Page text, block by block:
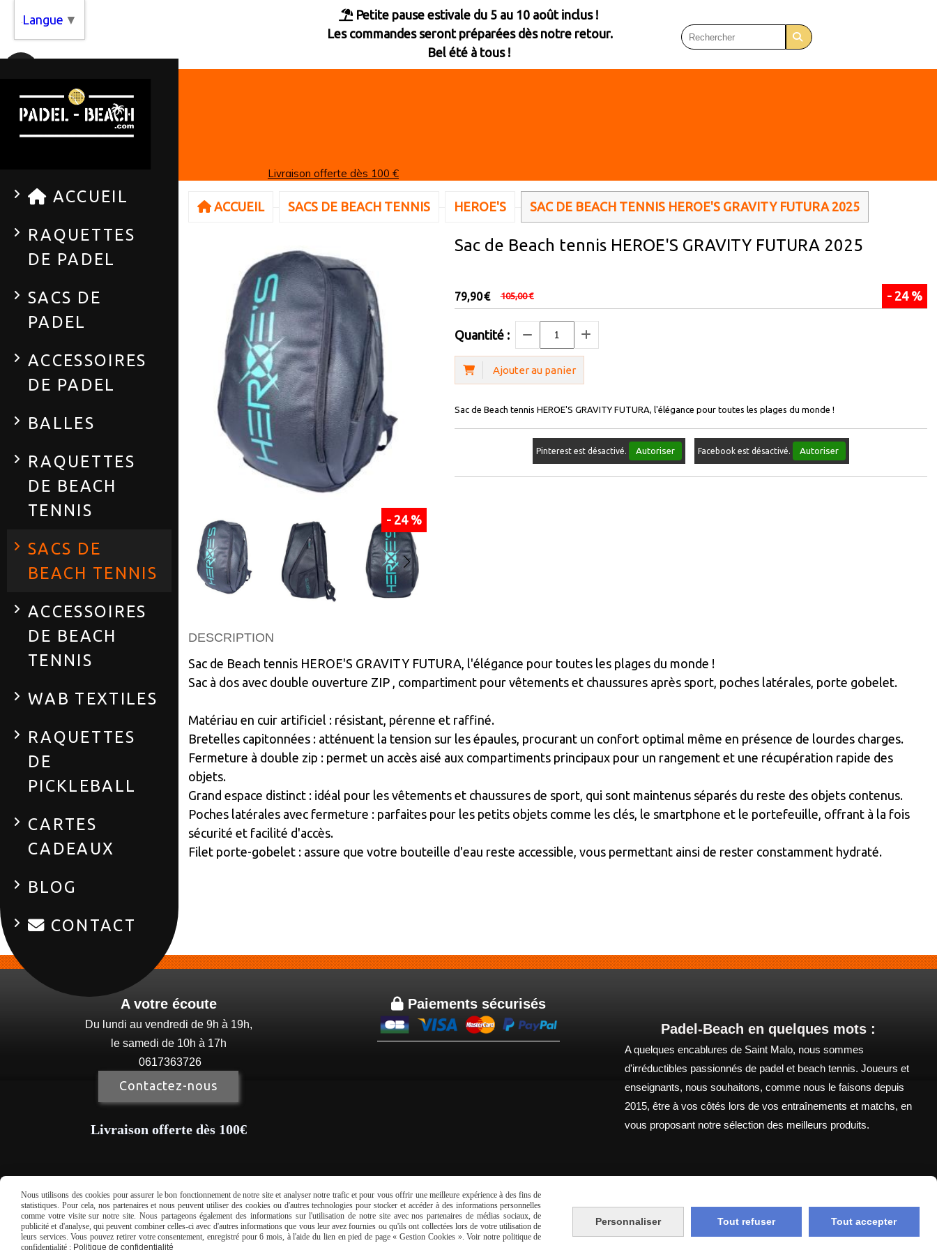
 Petite pause estivale du 5 au 10 août inclus !
Les commandes seront préparées dès notre retour.
Bel été à tous !
Livraison offerte dès 100 €
ACCUEIL
RAQUETTES
DE PADEL
SACS DE
PADEL
ACCESSOIRES
DE PADEL
BALLES
RAQUETTES
DE BEACH
TENNIS
SACS DE
BEACH TENNIS
ACCESSOIRES
DE BEACH
TENNIS
WAB TEXTILES
RAQUETTES
DE
PICKLEBALL
CARTES
CADEAUX
BLOG
CONTACT
ACCUEIL SACS DE BEACH TENNIS HEROE'S SAC DE BEACH TENNIS HEROE'S GRAVITY FUTURA 2025
- 24 %
Sac de Beach tennis HEROE'S GRAVITY FUTURA 2025
- 24 %
79,90€ 105,00€
Quantité :
Ajouter au panier
Sac de Beach tennis HEROE'S GRAVITY FUTURA, l'élégance pour toutes les plages du monde !
Pinterest est désactivé. Autoriser Facebook est désactivé. Autoriser
DESCRIPTION
Sac de Beach tennis HEROE'S GRAVITY FUTURA, l'élégance pour toutes les plages du monde !
Sac à dos avec double ouverture ZIP , compartiment pour vêtements et chaussures après sport, poches latérales, porte gobelet.
Matériau en cuir artificiel : résistant, pérenne et raffiné.
Bretelles capitonnées : atténuent la tension sur les épaules, procurant un confort optimal même en présence de lourdes charges.
Fermeture à double zip : permet un accès aisé aux compartiments principaux pour un rangement et une récupération rapide des
objets.
Grand espace distinct : idéal pour les vêtements et chaussures de sport, qui sont maintenus séparés du reste des objets contenus.
Poches latérales avec fermeture : parfaites pour les petits objets comme les clés, le smartphone et le portefeuille, offrant à la fois
sécurité et facilité d'accès.
Filet porte-gobelet : assure que votre bouteille d'eau reste accessible, vous permettant ainsi de rester constamment hydraté.
A votre écoute
Du lundi au vendredi de 9h à 19h,
le samedi de 10h à 17h
0617363726
Contactez-nous
Livraison offerte dès 100€
Paiements sécurisés
Padel-Beach en quelques mots :
A quelques encablures de Saint Malo, nous sommes
d'irréductibles passionnés de padel et beach tennis. Joueurs et
enseignants, nous souhaitons, comme nous le faisons depuis
2015, être à vos côtés lors de vos entraînements et matchs, en
vous proposant notre sélection des meilleurs produits.
Facebook est désactivé. Autoriser
Mentions Légales Conditions générales de vente Politique de confidentialité
Langue ▼
Nous utilisons des cookies pour assurer le bon fonctionnement de notre site et analyser notre trafic et pour vous offrir une meilleure expérience à des fins de
statistiques. Pour cela, nos partenaires et nous peuvent utiliser des cookies ou d'autres technologies pour stocker et accéder à des informations personnelles
comme votre visite sur notre site. Nous partageons également des informations sur l'utilisation de notre site avec nos partenaires de médias sociaux, de
publicité et d'analyse, qui peuvent combiner celles-ci avec d'autres informations que vous leur avez fournies ou qu'ils ont collectées lors de votre utilisation de
leurs services. Vous pouvez retirer votre consentement, enregistré pour 6 mois, à l'aide du lien en pied de page « Gestion Cookies ». Voir notre politique de
confidentialité : Politique de confidentialité
Personnaliser Tout refuser Tout accepter